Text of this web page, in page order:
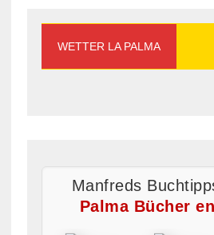
WETTER LA PALMA
Manfreds
Palma Bücher